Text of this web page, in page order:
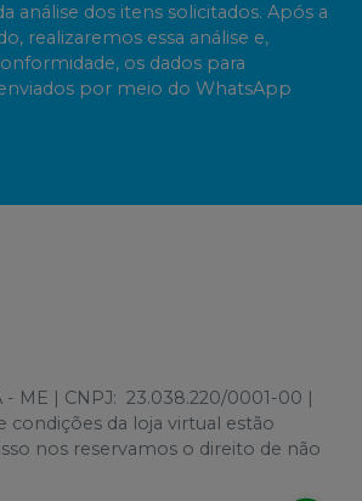
análise dos itens solicitados. Após a
realizaremos essa análise e,
os dados para
por meio do WhatsApp
ME | CNPJ: 23.038.220/0001-00 |
condições da loja virtual estão
nos reservamos o direito de não